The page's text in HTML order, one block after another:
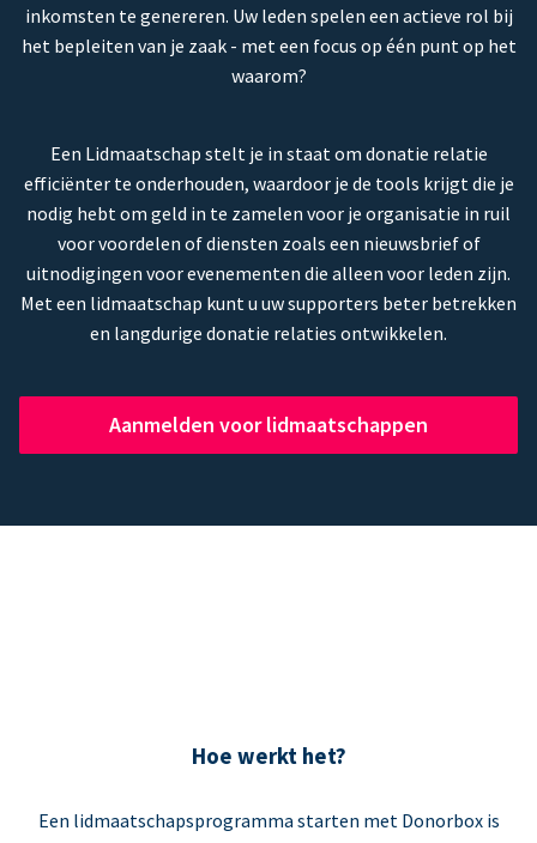
inkomsten te genereren. Uw leden spelen een actieve rol bij
het bepleiten van je zaak - met een focus op één punt op het
waarom?
Een Lidmaatschap stelt je in staat om donatie relatie
efficiënter te onderhouden, waardoor je de tools krijgt die je
nodig hebt om geld in te zamelen voor je organisatie in ruil
voor voordelen of diensten zoals een nieuwsbrief of
uitnodigingen voor evenementen die alleen voor leden zijn.
Met een lidmaatschap kunt u uw supporters beter betrekken
en langdurige donatie relaties ontwikkelen.
Aanmelden voor lidmaatschappen
Hoe werkt het?
Een lidmaatschapsprogramma starten met Donorbox is